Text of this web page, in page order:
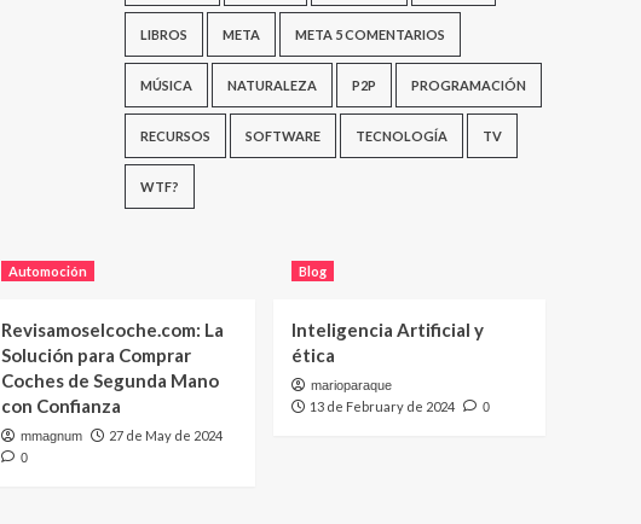
LIBROS META META 5 COMENTARIOS
MÚSICA NATURALEZA P2P PROGRAMACIÓN
RECURSOS SOFTWARE TECNOLOGÍA TV
WTF?
Automoción
Revisamoselcoche.com: La
Solución para Comprar
Coches de Segunda Mano
con Confianza
mmagnum 27 de May de 2024
0
Blog
Inteligencia Artificial y
ética
marioparaque
13 de February de 2024 0